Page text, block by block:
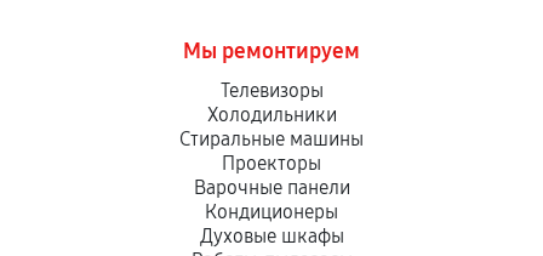
Мы ремонтируем
Телевизоры
Холодильники
Стиральные машины
Проекторы
Варочные панели
Кондиционеры
Духовые шкафы